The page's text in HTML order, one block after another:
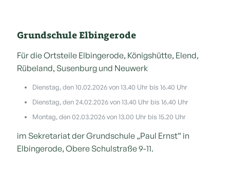
Grundschule Elbingerode
Für die Ortsteile Elbingerode, Königshütte, Elend,
Rübeland, Susenburg und Neuwerk
Dienstag, den 10.02.2026 von 13.40 Uhr bis 16.40 Uhr
Dienstag, den 24.02.2026 von 13.40 Uhr bis 16.40 Uhr
Montag, den 02.03.2026 von 13.00 Uhr bis 15.20 Uhr
im Sekretariat der Grundschule „Paul Ernst“ in
Elbingerode, Obere Schulstraße 9-11.